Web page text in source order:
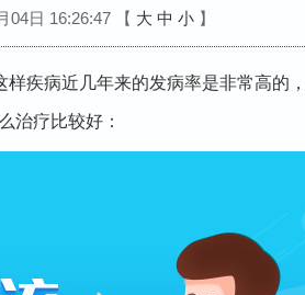
04日 16:26:47 【 大 中 小】
疾病近几年来的发病率是非常高的
治疗比较好：